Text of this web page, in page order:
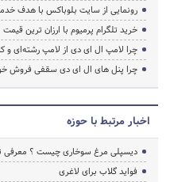
رونمایی از سایت بلوباکس با هدف
خرید تلگرام پرمیوم با ارزان ترین قیمت
چرا لامپ ال ای دی از لامپ رشته‌ای
چرا پنل های ال ای دی سقفی فروش
اخبار مرتبط با حوزه
دیسپلی مرغ سوخاری چیست ؟ معرفی
فواید گلاب برای لاغری